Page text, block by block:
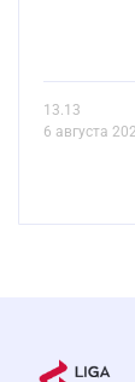
13.13
6 августа